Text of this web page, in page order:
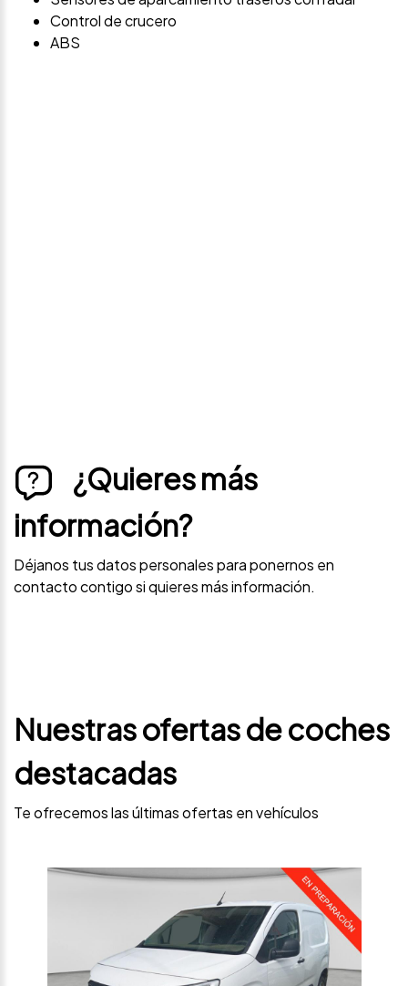
Control de crucero
ABS
¿Quieres más
información?
Déjanos tus datos personales para ponernos en
contacto contigo si quieres más información.
Nuestras ofertas de coches
destacadas
Te ofrecemos las últimas ofertas en vehículos